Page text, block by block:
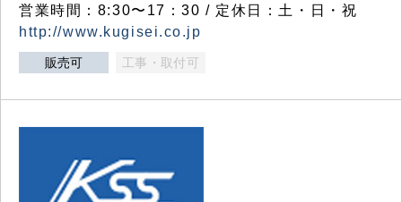
営業時間：8:30〜17：30 / 定休日：土・日・祝
http://www.kugisei.co.jp
販売可 工事・取付可